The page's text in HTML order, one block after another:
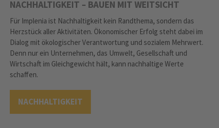
NACHHALTIGKEIT – BAUEN MIT WEITSICHT
Für Implenia ist Nachhaltigkeit kein Randthema, sondern das
Herzstück aller Aktivitäten. Ökonomischer Erfolg steht dabei im
Dialog mit ökologischer Verantwortung und sozialem Mehrwert.
Denn nur ein Unternehmen, das Umwelt, Gesellschaft und
Wirtschaft im Gleichgewicht hält, kann nachhaltige Werte
schaffen.
NACHHALTIGKEIT